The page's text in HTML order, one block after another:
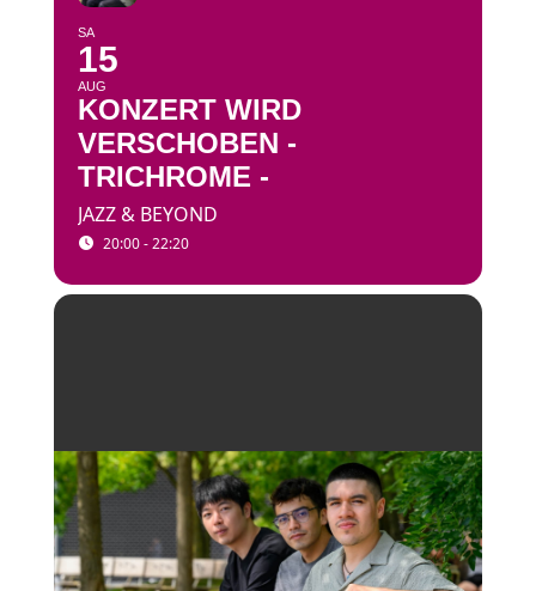
SA
15
AUG
KONZERT WIRD
VERSCHOBEN -
TRICHROME -
JAZZ & BEYOND
20:00 - 22:20